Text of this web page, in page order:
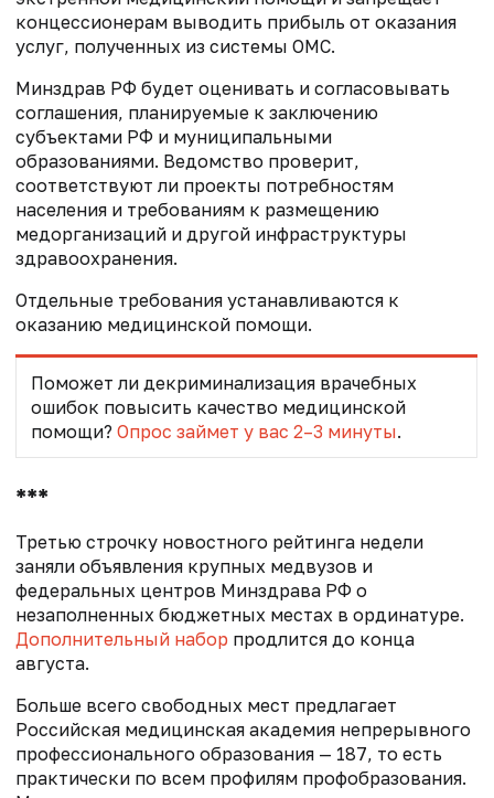
концессионерам выводить прибыль от оказания
услуг, полученных из системы ОМС.
Минздрав РФ будет оценивать и согласовывать
соглашения, планируемые к заключению
субъектами РФ и муниципальными
образованиями. Ведомство проверит,
соответствуют ли проекты потребностям
населения и требованиям к размещению
медорганизаций и другой инфраструктуры
здравоохранения.
Отдельные требования устанавливаются к
оказанию медицинской помощи.
Поможет ли декриминализация врачебных
ошибок повысить качество медицинской
помощи? Опрос займет у вас 2–3 минуты.
***
Третью строчку новостного рейтинга недели
заняли объявления крупных медвузов и
федеральных центров Минздрава РФ о
незаполненных бюджетных местах в ординатуре.
Дополнительный набор продлится до конца
августа.
Больше всего свободных мест предлагает
Российская медицинская академия непрерывного
профессионального образования — 187, то есть
практически по всем профилям профобразования.